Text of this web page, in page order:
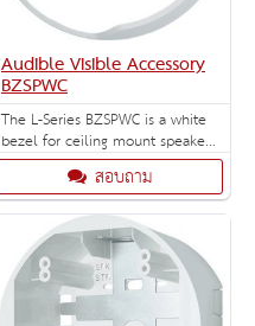
Audible Visible Accessory
BZSPWC
The L-Series BZSPWC is a white
bezel for ceiling mount speakers
and speaker-strobes. When
ordering indicate the marking
option –F FIRE, -AL ALERT, -AG
AGENT, -EV EVAC, -F FIRE, -P
PLAIN, -SP FUEGO, -PG FOGO (5
per box).
สอบถาม